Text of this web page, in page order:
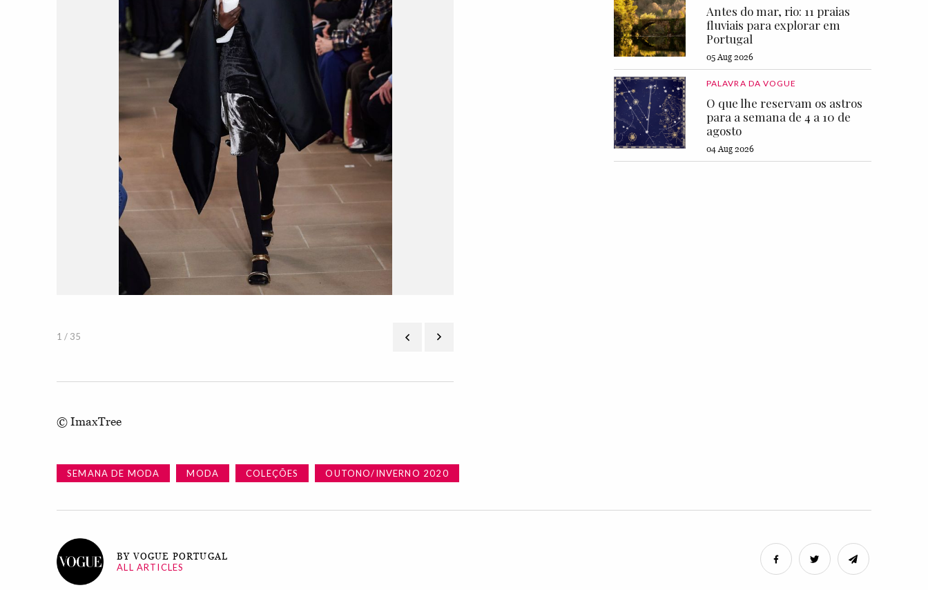
1 / 35
© ImaxTree
Antes do mar, rio: 11 praias
fluviais para explorar em
Portugal
05 Aug 2026
PALAVRA DA VOGUE
O que lhe reservam os astros
para a semana de 4 a 10 de
agosto
04 Aug 2026
SEMANA DE MODA MODA COLEÇÕES OUTONO/INVERNO 2020
BY VOGUE PORTUGAL
ALL ARTICLES